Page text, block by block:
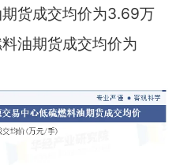
货成交均价为3.69万
油期货成交均价为